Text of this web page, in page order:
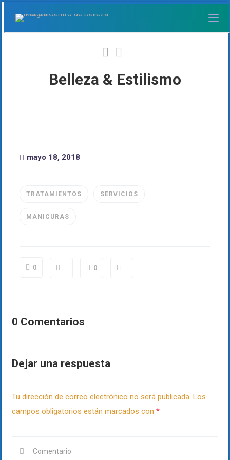
Belleza & Estilismo
mayo 18, 2018
TRATAMIENTOS SERVICIOS
MANICURAS
0 0
0 Comentarios
Dejar una respuesta
Tu dirección de correo electrónico no será publicada. Los
campos obligatorios están marcados con *
COLOURS